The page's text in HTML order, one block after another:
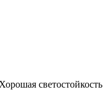
светостойкость